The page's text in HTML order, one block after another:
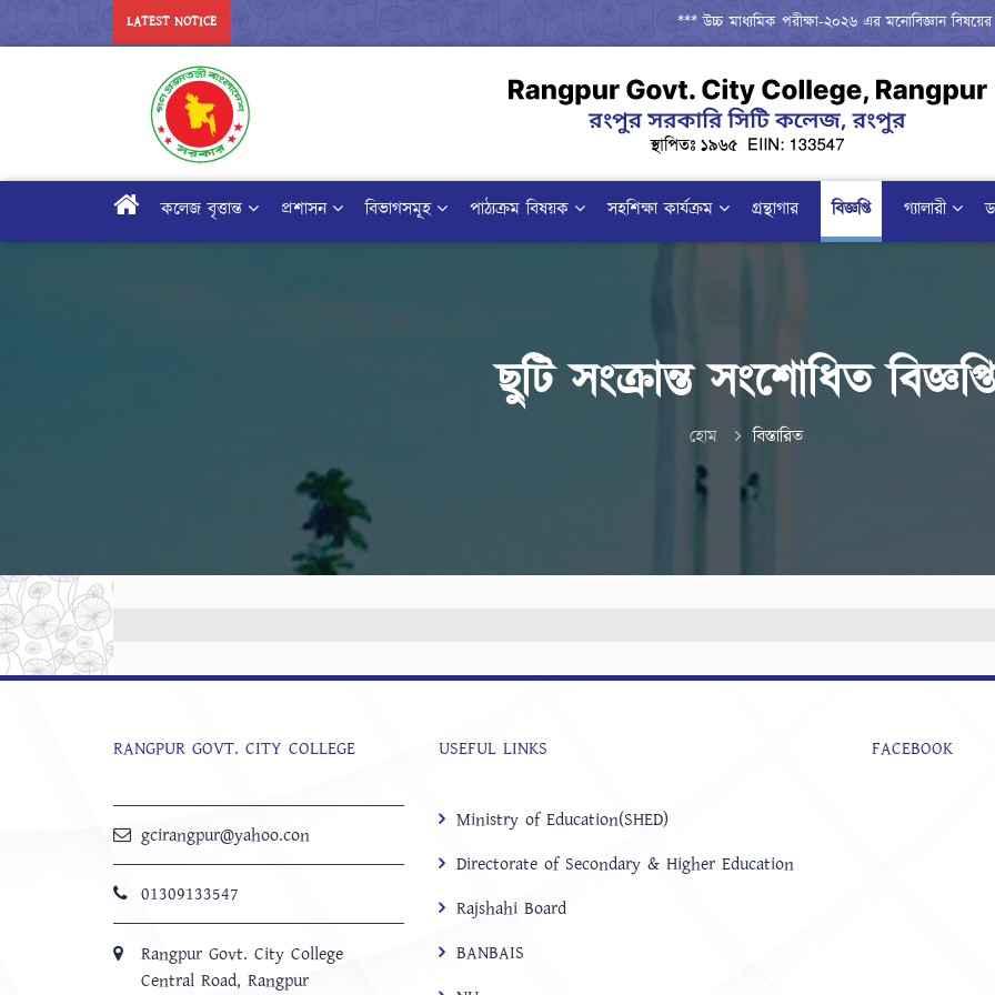
LATEST NOTICE *** উচ্চ মাধ্যমিক পরীক্ষা-২০২৬ এর মনোবিজ্ঞান বিষয়ের
কলেজ বৃত্তান্ত প্রশাসন বিভাগসমূহ পাঠ্যক্রম বিষয়ক সহশিক্ষা কার্যক্রম গ্রন্থাগার বিজ্ঞপ্তি গ্যালারী
ছুটি সংক্রান্ত সংশোধিত বিজ্ঞপ্তি
হোম বিস্তারিত
RANGPUR GOVT. CITY COLLEGE
gcirangpur@yahoo.con
01309133547
Rangpur Govt. City College
Central Road, Rangpur
USEFUL LINKS
Ministry of Education(SHED)
Directorate of Secondary & Higher Education
Rajshahi Board
BANBAIS
FACEBOOK